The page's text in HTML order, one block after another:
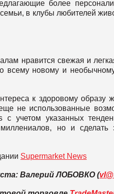
более
в клубы любителей
нравится свежая и
всему новому и
к здоровому образу
не использованные
с учетом указанных
но и
Supermarket News
Валерий ЛОБОВКО (